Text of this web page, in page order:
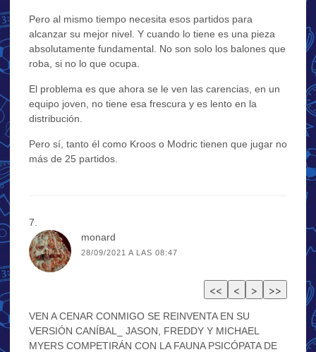
Pero al mismo tiempo necesita esos partidos para
alcanzar su mejor nivel. Y cuando lo tiene es una pieza
absolutamente fundamental. No son solo los balones que
roba, si no lo que ocupa.
El problema es que ahora se le ven las carencias, en un
equipo joven, no tiene esa frescura y es lento en la
distribución.
Pero sí, tanto él como Kroos o Modric tienen que jugar no
más de 25 partidos.
monard
28/09/2021 A LAS 08:47
VEN A CENAR CONMIGO SE REINVENTA EN SU
VERSIÓN CANÍBAL_ JASON, FREDDY Y MICHAEL
MYERS COMPETIRÁN CON LA FAUNA PSICÓPATA DE